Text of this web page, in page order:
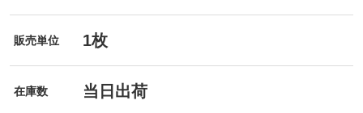
販売単位 1枚
在庫数 当日出荷